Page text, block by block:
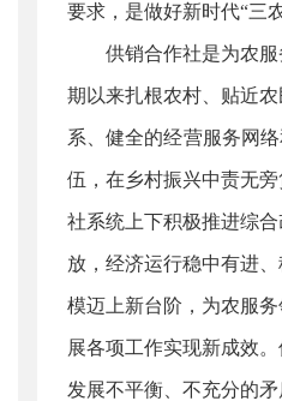
要求，是做好新时代“三
供销合作社是为农
期以来扎根农村、贴近
系、健全的经营服务网
伍，在乡村振兴中责无
社系统上下积极推进综
放，经济运行稳中有进
模迈上新台阶，为农服
展各项工作实现新成效
发展不平衡、不充分的